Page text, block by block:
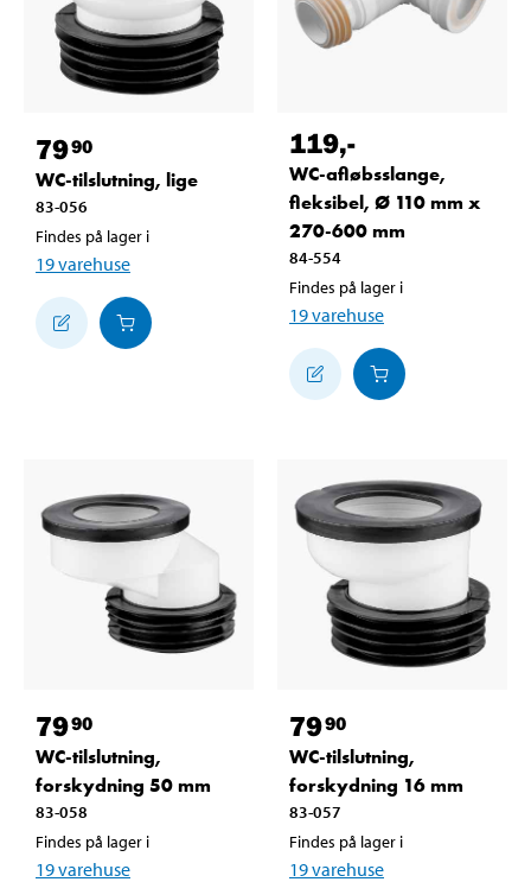
7990
WC-tilslutning, lige
83-056
Findes på lager i
19varehuse
119,-
WC-afløbsslange,
fleksibel, Ø 110 mm x
270-600 mm
84-554
Findes på lager i
19varehuse
7990
WC-tilslutning,
forskydning 50 mm
83-058
Findes på lager i
19varehuse
7990
WC-tilslutning,
forskydning 16 mm
83-057
Findes på lager i
19varehuse